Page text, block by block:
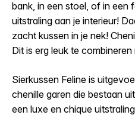
bank, in een stoel, of in een
uitstraling aan je interieur!
zacht kussen in je nek!
Dit is erg leuk te
Sierkussen Feline is
chenille garen die bestaan
een luxe en chique